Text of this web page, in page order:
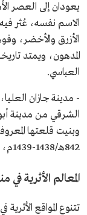
يعودان إلى العصر
الاسم نفسه، عُثر
الأزرق والأخضر،
المدهون، ويمتد
العباسي.
- مدينة جازان
الشرقي من مدينة
وبنيت قلعتها
842هـ/1438-1439م، كما عثر فيها على نقوش شاهدية.
المعالم الأثرية في
تتنوع المواقع